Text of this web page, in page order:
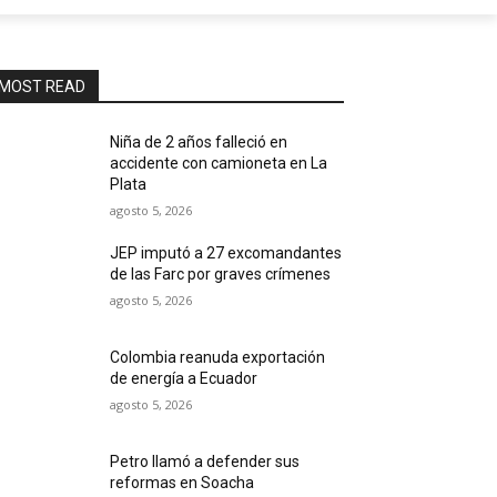
READ
Niña de 2 años falleció en
accidente con camioneta en La
Plata
agosto 5, 2026
JEP imputó a 27 excomandantes
de las Farc por graves crímenes
agosto 5, 2026
Colombia reanuda exportación
de energía a Ecuador
agosto 5, 2026
Petro llamó a defender sus
reformas en Soacha